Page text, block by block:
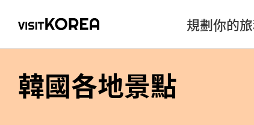
規劃你的
韓國各地景點